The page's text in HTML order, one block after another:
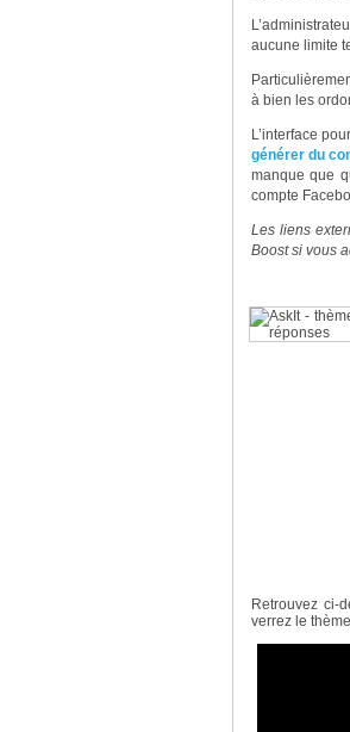
aucune limite
à bien les
L’interface
générer du
manque que
compte
Les liens
Boost si vous
Retrouvez ci-
verrez le